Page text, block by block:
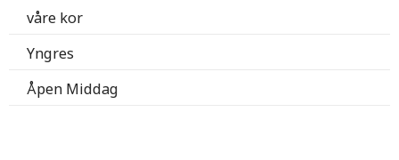
våre kor
Yngres
Åpen Middag